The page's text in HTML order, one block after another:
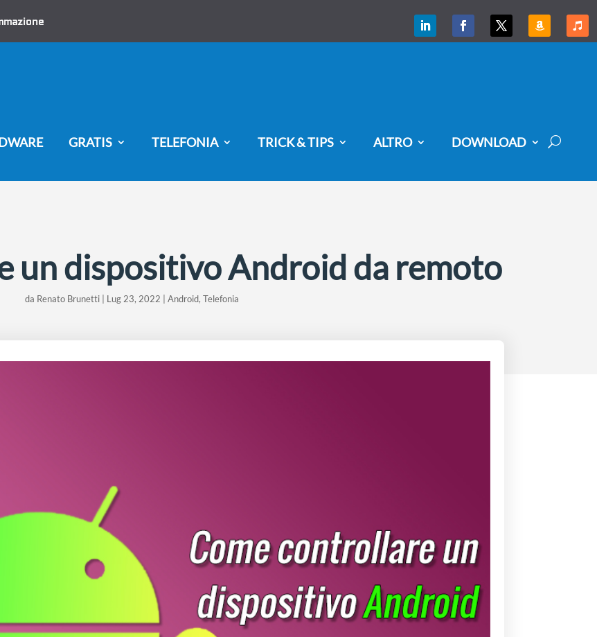
GRATIS TELEFONIA TRICK & TIPS ALTRO DOWNLOAD
un dispositivo Android da remoto
da Renato Brunetti| Lug 23, 2022 Android, Telefonia